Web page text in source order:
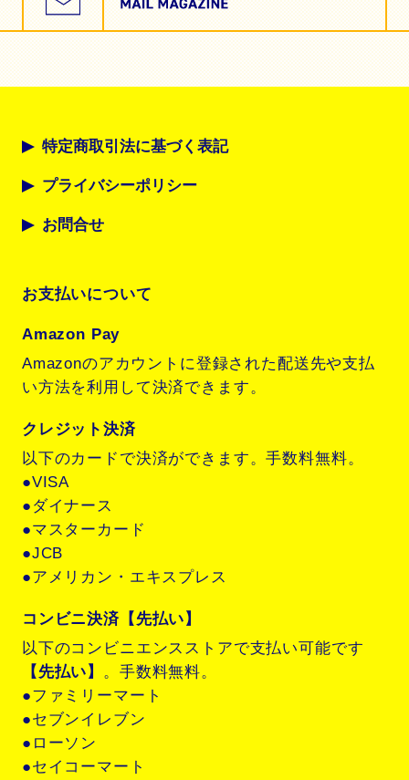
特定商取引法に基づく表記
プライバシーポリシー
お問合せ
お支払いについて
Amazon Pay
Amazonのアカウントに登録された配送先や支払
い方法を利用して決済できます。
クレジット決済
以下のカードで決済ができます。手数料無料。
●VISA
●ダイナース
●マスターカード
●JCB
●アメリカン・エキスプレス
コンビニ決済【先払い】
以下のコンビニエンスストアで支払い可能です
【先払い】 。手数料無料。
●ファミリーマート
●セブンイレブン
●ローソン
●セイコーマート